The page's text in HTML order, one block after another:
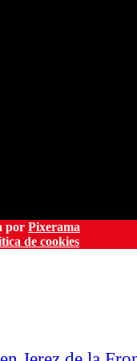
por Pixerama
de cookies